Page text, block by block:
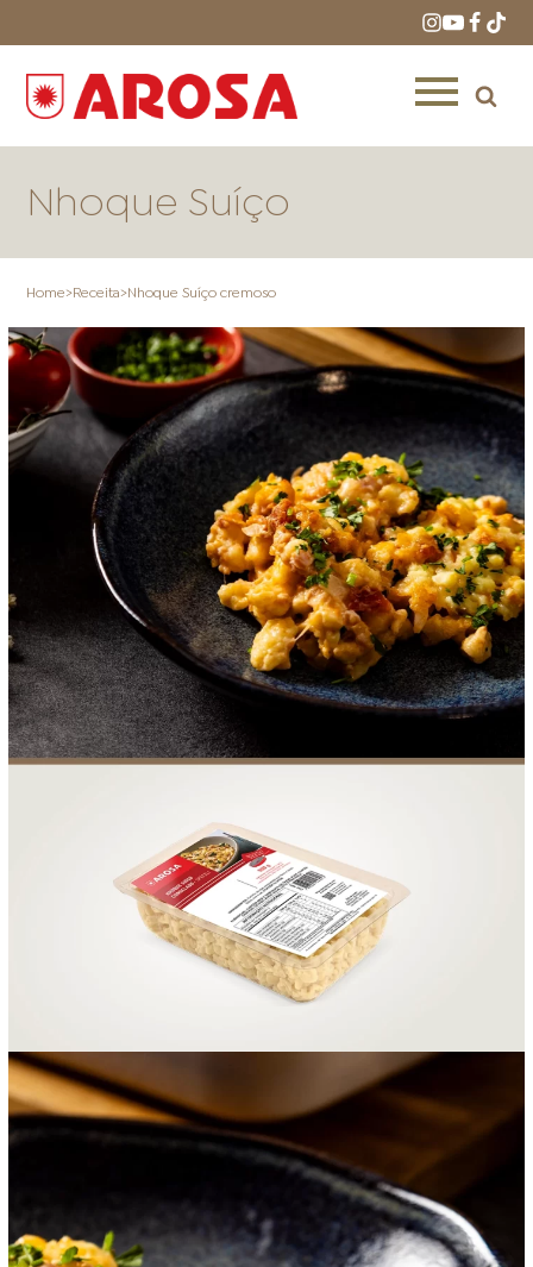
ONDE COMPRAR LOJAS AROSA
DISTRIBUIDORES E
REPRESENTANTES
FOOD SERVICE EMPRESA AGENDA DE CURSOS
SAC
Nhoque Suíço
Home>Receita>Nhoque Suíço cremoso